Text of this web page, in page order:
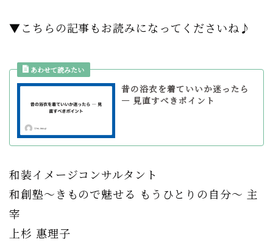
▼こちらの記事もお読みになってくださいね♪
昔の浴衣を着ていいか迷ったら
― 見直すべきポイント
和装イメージコンサルタント
和創塾〜きもので魅せる もうひとりの自分〜 主
宰
上杉 惠理子